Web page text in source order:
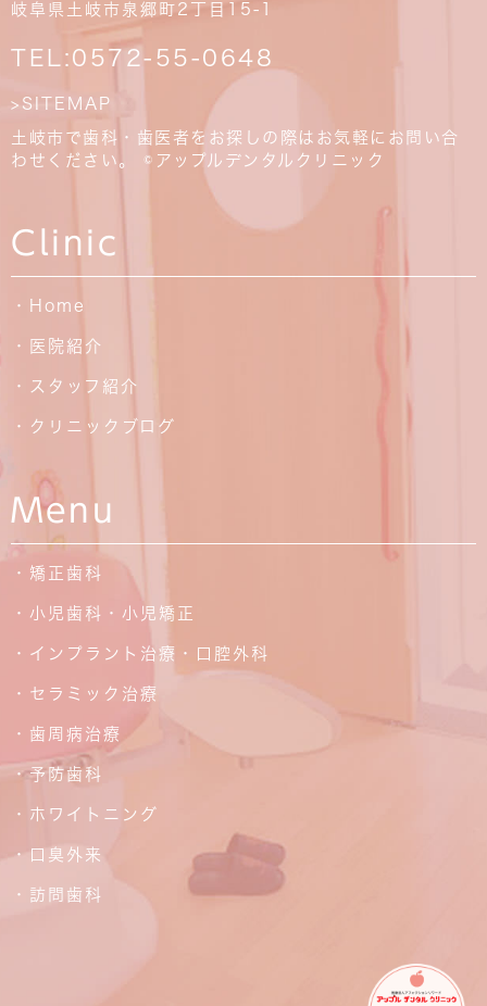
岐阜県土岐市泉郷町2丁目15-1
TEL:0572-55-0648
>SITEMAP
土岐市で歯科・歯医者をお探しの際はお気軽にお問い合
わせください。 ©アップルデンタルクリニック
Clinic
・Home
・医院紹介
・スタッフ紹介
・クリニックブログ
Menu
・矯正歯科
・小児歯科・小児矯正
・インプラント治療・口腔外科
・セラミック治療
・歯周病治療
・予防歯科
・ホワイトニング
・口臭外来
・訪問歯科